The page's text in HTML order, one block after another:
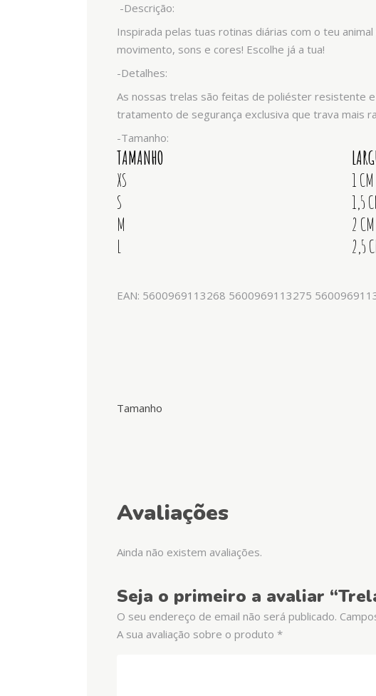
-Descrição:
Inspirada pelas tuas rotinas diárias com o teu
movimento, sons e cores! Escolhe já a tua!
-Detalhes:
As nossas trelas são feitas de poliéster resistente
tratamento de segurança exclusiva que trava mais
-Tamanho:
TAMANHO
XS
1 CM
S
1,5
M
2 CM
L
2,5
EAN: 5600969113268 5600969113275
Tamanho
Avaliações
Ainda não existem avaliações.
Seja o primeiro a avaliar
O seu endereço de email não será publicado.
A sua avaliação sobre o produto *